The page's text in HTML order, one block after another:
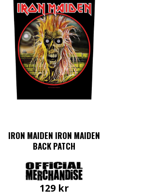
IRON MAIDEN IRON MAIDEN
BACK PATCH
129 kr